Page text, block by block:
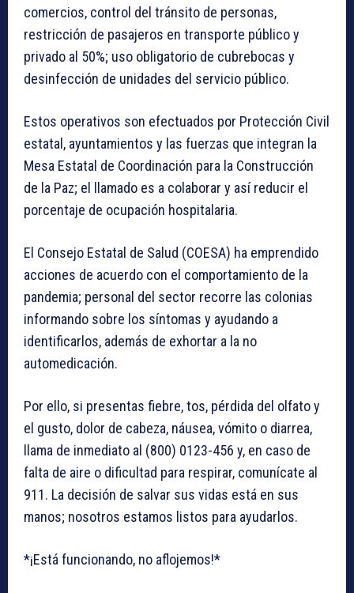
comercios, control del tránsito de personas,
restricción de pasajeros en transporte público y
privado al 50%; uso obligatorio de cubrebocas y
desinfección de unidades del servicio público.
Estos operativos son efectuados por Protección Civil
estatal, ayuntamientos y las fuerzas que integran la
Mesa Estatal de Coordinación para la Construcción
de la Paz; el llamado es a colaborar y así reducir el
porcentaje de ocupación hospitalaria.
El Consejo Estatal de Salud (COESA) ha emprendido
acciones de acuerdo con el comportamiento de la
pandemia; personal del sector recorre las colonias
informando sobre los síntomas y ayudando a
identificarlos, además de exhortar a la no
automedicación.
Por ello, si presentas fiebre, tos, pérdida del olfato y
el gusto, dolor de cabeza, náusea, vómito o diarrea,
llama de inmediato al (800) 0123-456 y, en caso de
falta de aire o dificultad para respirar, comunícate al
911. La decisión de salvar sus vidas está en sus
manos; nosotros estamos listos para ayudarlos.
*¡Está funcionando, no aflojemos!*